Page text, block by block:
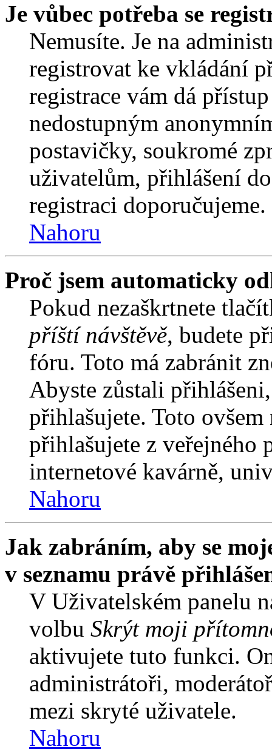
Je vůbec potřeba se
Nemusíte. Je na
registrovat ke vkládání
registrace vám dá
nedostupným
postavičky, soukromé
uživatelům, přihlášení
registraci
Nahoru
Proč jsem automaticky
Pokud nezaškrtnete
příští návštěvě, budete
fóru. Toto má zabránit
Abyste zůstali
přihlašujete. Toto
přihlašujete z veřejného
internetové kavárně,
Nahoru
Jak zabráním, aby se
v seznamu právě
V Uživatelském panelu
volbu Skrýt moji
aktivujete tuto funkci.
administrátoři,
mezi skryté uživatele.
Nahoru